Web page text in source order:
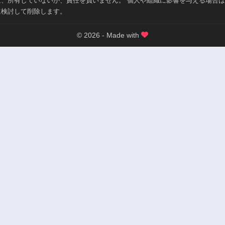
討して削除します。
© 2026 - Made with